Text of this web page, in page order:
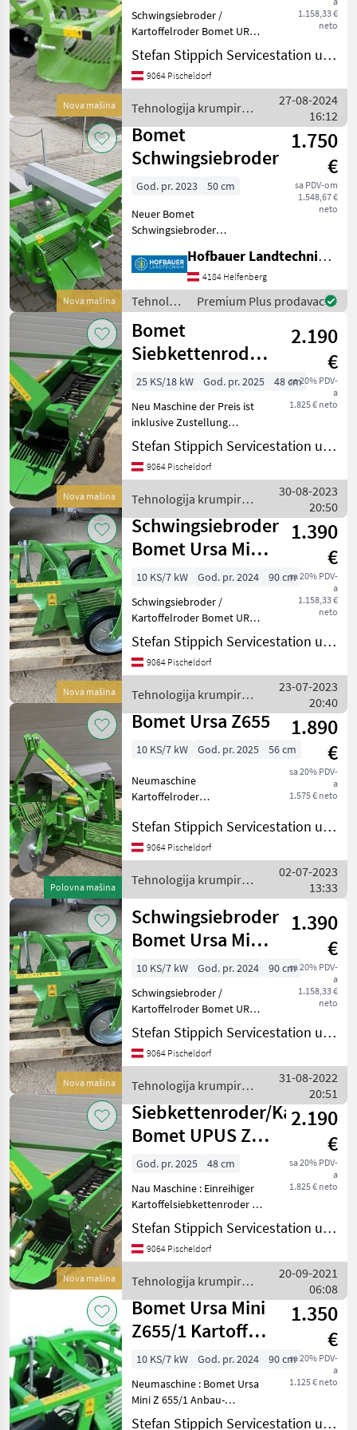
Nova mašina
1.158,33 €
neto
Schwingsiebroder /
Kartoffelroder Bomet URSA
MINI Z655 - Anzahl der
Reihen: 1 - Breite des
Geräts: ca. 90 cm - Breite
Max. Ar
Stefan Stippich Servicestation und Handel
9064 Pischeldorf
Tehnologija krumpira /
Bomet
27-08-2024
16:12
Nova mašina
Bomet
Schwingsiebroder
1.750
€
sa PDV-om
1.548,67 €
neto
God. pr. 2023
50 cm
Neuer Bomet
Schwingsiebroder
Verfügbar !!! Vrsta uređaja
za odvajanje: Bez podjele,
Konstrukcija/ karoserija:
Vučeno Tehnologija
krumpira Komba
Hofbauer Landtechnik GmbH
4184 Helfenberg
Tehnologija
krumpira
/ Bomet
Premium Plus prodavac
Nova mašina
Bomet
Siebkettenroder
/ Kartoffelroder
UPUS Z 656
2.190
€
sa 20% PDV-
a
1.825 € neto
25 KS/18 kW God. pr. 2025
48 cm
Neu Maschine der Preis ist
inklusive Zustellung
innerhalb Österreichs !!
Einreihiger
Kartoffelsiebkettenroder /
Z 656 : für Reihen
Stefan Stippich Servicestation und Handel
9064 Pischeldorf
Tehnologija krumpira /
Bomet
30-08-2023
20:50
Nova mašina
Schwingsiebroder
Bomet Ursa Mini
Z655
1.390
€
sa 20% PDV-
a
1.158,33 €
neto
10 KS/7 kW God. pr. 2024
90 cm
Schwingsiebroder /
Kartoffelroder Bomet URSA
MINI Z655 - Anzahl der
Reihen: 1 - Breite des
Geräts: ca. 90 cm - Breite
Max. Ar
Stefan Stippich Servicestation und Handel
9064 Pischeldorf
Tehnologija krumpira /
Bomet
23-07-2023
20:40
Polovna mašina
Bomet Ursa Z655
1.890
€
sa 20% PDV-
a
1.575 € neto
10 KS/7 kW God. pr. 2025 56 cm
Neumaschine
Kartoffelroder
Ursa Z655 mit
Seitenauswurf
Schwingsiebroder sind fürs
Roden von Kartoffeln,
anderen Wurz
Stefan Stippich Servicestation und Handel
9064 Pischeldorf
Tehnologija krumpira /
Bomet
02-07-2023
13:33
Nova mašina
Schwingsiebroder
Bomet Ursa Mini
Z655
1.390
€
sa 20% PDV-
a
1.158,33 €
neto
10 KS/7 kW God. pr. 2024
90 cm
Schwingsiebroder /
Kartoffelroder Bomet URSA
MINI Z655 - Anzahl der
Reihen: 1 - Breite des
Geräts: ca. 90 cm - Breite
Max. Ar
Stefan Stippich Servicestation und Handel
9064 Pischeldorf
Tehnologija krumpira /
Bomet
31-08-2022
20:51
Nova mašina
Siebkettenroder/
Bomet UPUS Z
656
2.190
€
sa 20% PDV-
a
1.825 € neto
God. pr. 2025
48 cm
Nau Maschine : Einreihiger
Kartoffelsiebkettenroder /
Kartoffelroder Bomet UPUS
Z 656 : für Reihenabstand :
62, 5cm-75, 00cm -
Stefan Stippich Servicestation und Handel
9064 Pischeldorf
Tehnologija krumpira /
Bomet
20-09-2021
06:08
Bomet Ursa Mini
Z655/1 Kartoffel
Schwingsiebroder
1.350
€
sa 20% PDV-
a
1.125 € neto
10 KS/7 kW God. pr. 2024
90 cm
Neumaschine : Bomet Ursa
Mini Z 655/1 Anbau-
Schwingsiebroder mit
Stefan Stippich Servicestation und Handel